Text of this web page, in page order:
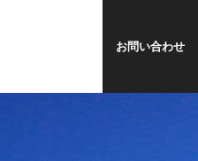
お問い合わせ